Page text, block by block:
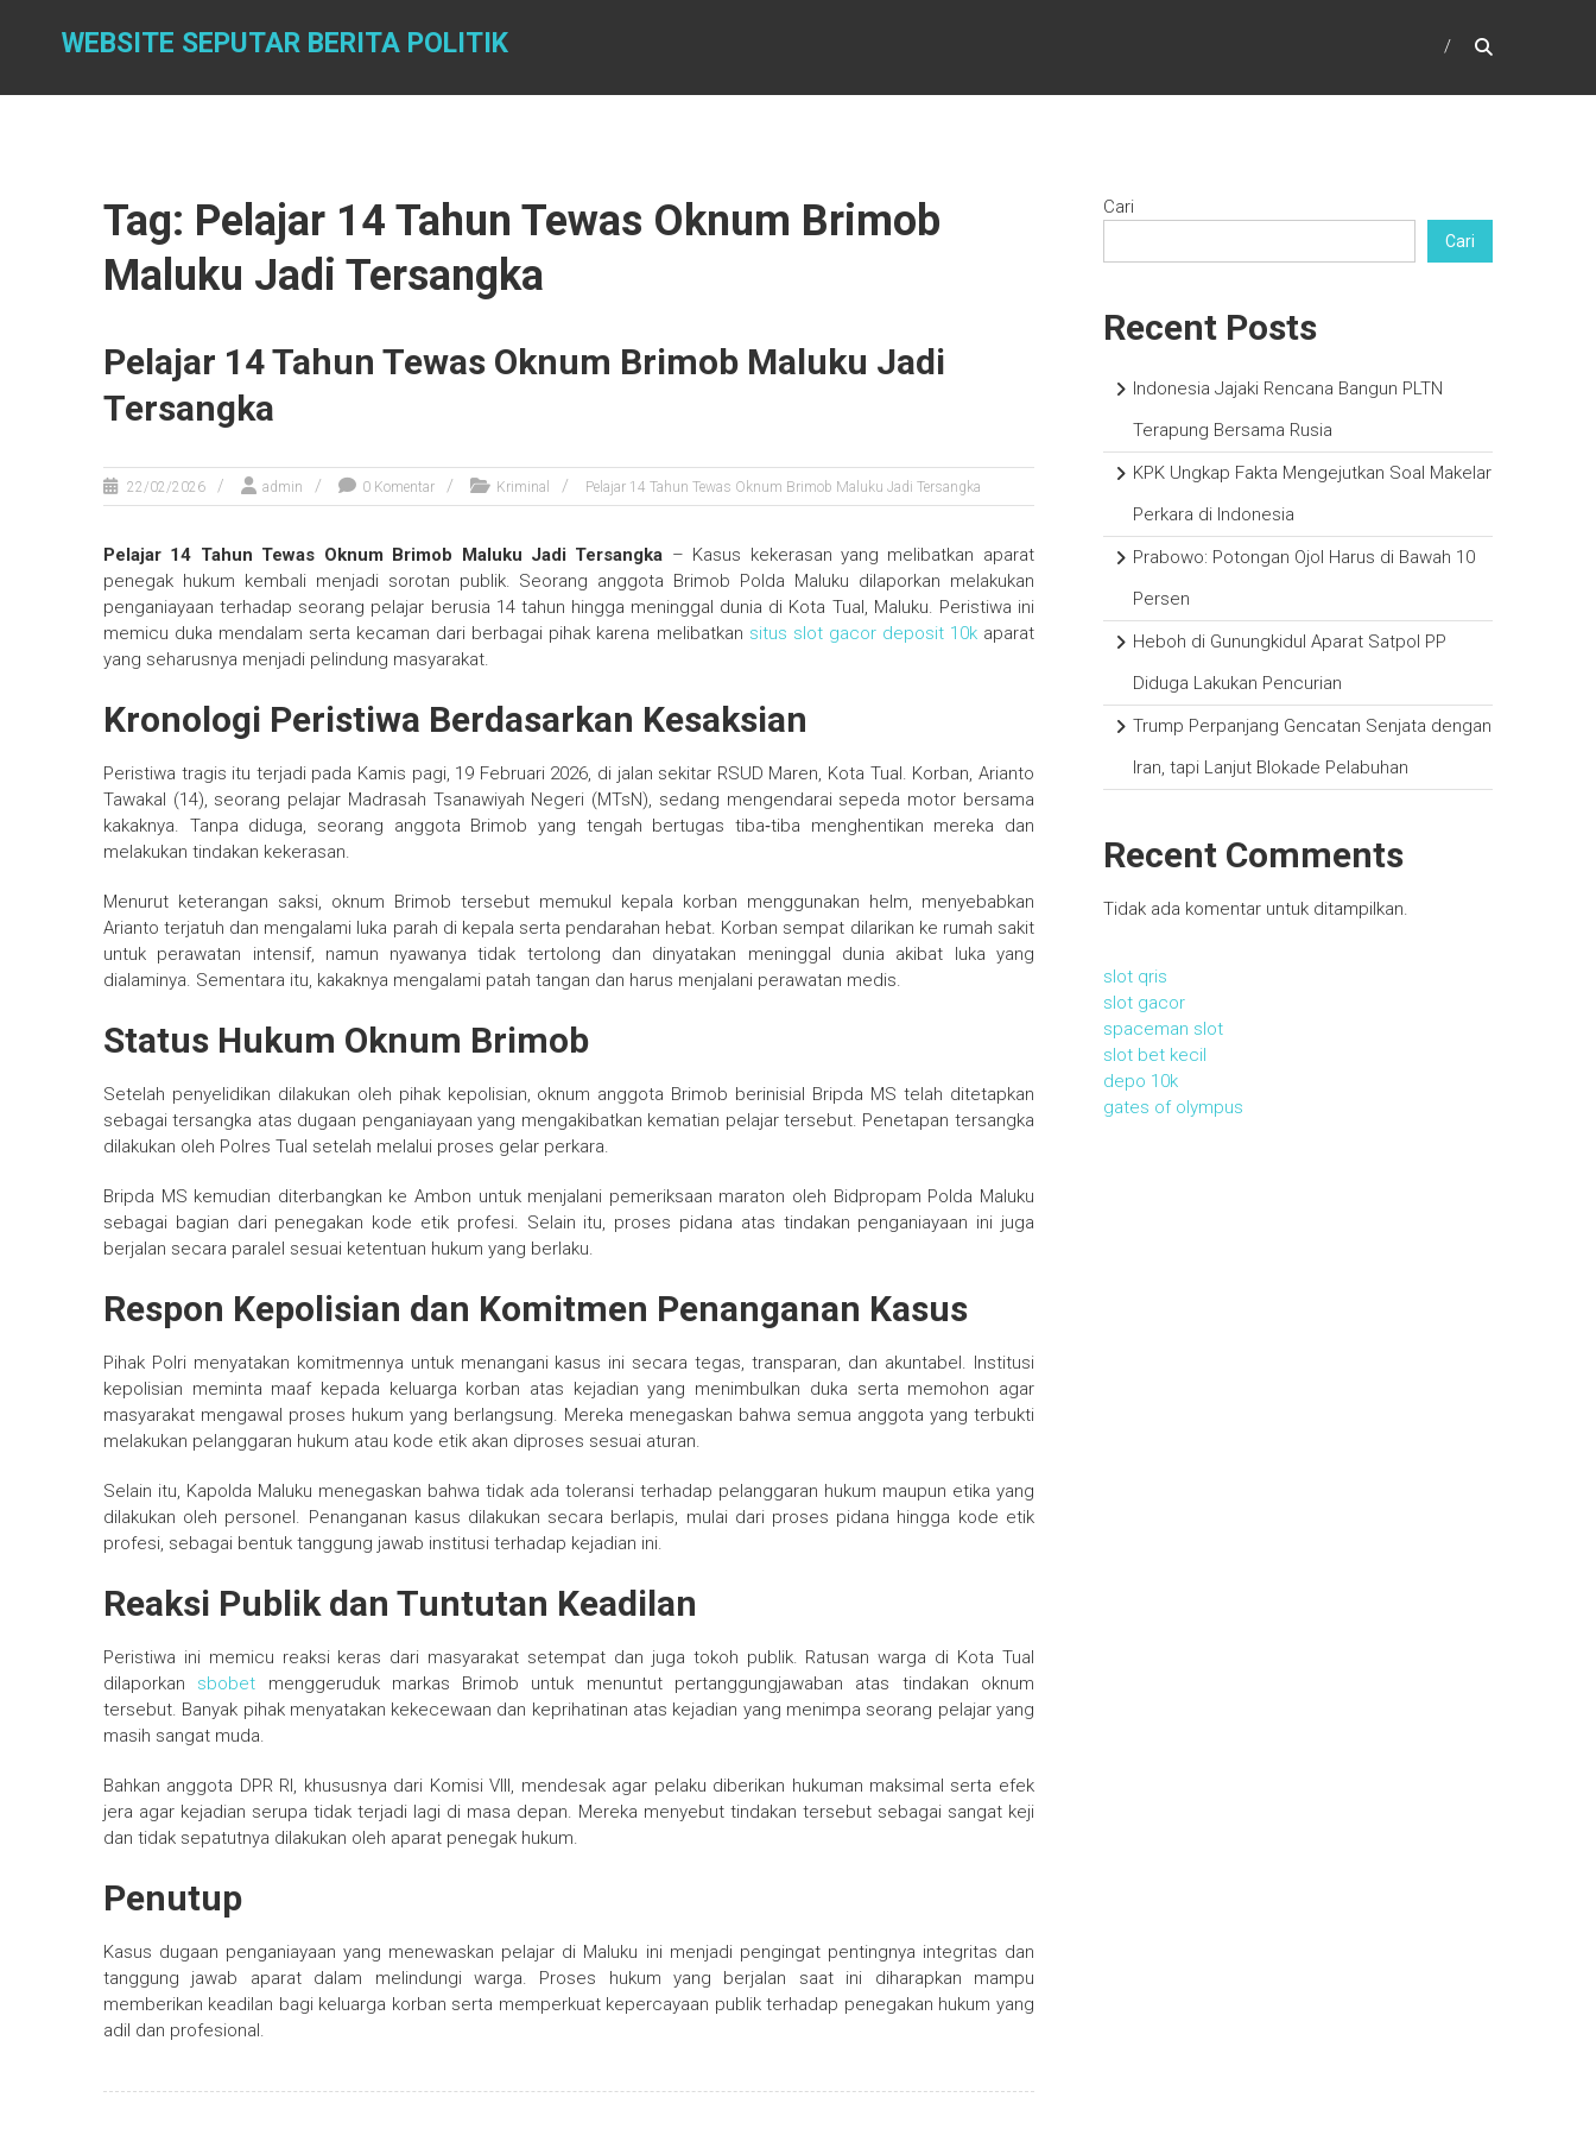
WEBSITE SEPUTAR BERITA POLITIK
Tag: Pelajar 14 Tahun Tewas Oknum Brimob
Maluku Jadi Tersangka
Pelajar 14 Tahun Tewas Oknum Brimob Maluku Jadi
Tersangka
22/02/2026 admin 0 Komentar Kriminal Pelajar 14 Tahun Tewas Oknum Brimob Maluku Jadi Tersangka
Pelajar 14 Tahun Tewas Oknum Brimob Maluku Jadi Tersangka – Kasus kekerasan yang melibatkan aparat
penegak hukum kembali menjadi sorotan publik. Seorang anggota Brimob Polda Maluku dilaporkan melakukan
penganiayaan terhadap seorang pelajar berusia 14 tahun hingga meninggal dunia di Kota Tual, Maluku. Peristiwa ini
memicu duka mendalam serta kecaman dari berbagai pihak karena melibatkan situs slot gacor deposit 10kaparat
yang seharusnya menjadi pelindung masyarakat.
Kronologi Peristiwa Berdasarkan Kesaksian
Peristiwa tragis itu terjadi pada Kamis pagi, 19 Februari 2026, di jalan sekitar RSUD Maren, Kota Tual. Korban, Arianto
Tawakal (14), seorang pelajar Madrasah Tsanawiyah Negeri (MTsN), sedang mengendarai sepeda motor bersama
kakaknya. Tanpa diduga, seorang anggota Brimob yang tengah bertugas tiba‑tiba menghentikan mereka dan
melakukan tindakan kekerasan.
Menurut keterangan saksi, oknum Brimob tersebut memukul kepala korban menggunakan helm, menyebabkan
Arianto terjatuh dan mengalami luka parah di kepala serta pendarahan hebat. Korban sempat dilarikan ke rumah sakit
untuk perawatan intensif, namun nyawanya tidak tertolong dan dinyatakan meninggal dunia akibat luka yang
dialaminya. Sementara itu, kakaknya mengalami patah tangan dan harus menjalani perawatan medis.
Status Hukum Oknum Brimob
Setelah penyelidikan dilakukan oleh pihak kepolisian, oknum anggota Brimob berinisial Bripda MS telah ditetapkan
sebagai tersangka atas dugaan penganiayaan yang mengakibatkan kematian pelajar tersebut. Penetapan tersangka
dilakukan oleh Polres Tual setelah melalui proses gelar perkara.
Bripda MS kemudian diterbangkan ke Ambon untuk menjalani pemeriksaan maraton oleh Bidpropam Polda Maluku
sebagai bagian dari penegakan kode etik profesi. Selain itu, proses pidana atas tindakan penganiayaan ini juga
berjalan secara paralel sesuai ketentuan hukum yang berlaku.
Respon Kepolisian dan Komitmen Penanganan Kasus
Pihak Polri menyatakan komitmennya untuk menangani kasus ini secara tegas, transparan, dan akuntabel. Institusi
kepolisian meminta maaf kepada keluarga korban atas kejadian yang menimbulkan duka serta memohon agar
masyarakat mengawal proses hukum yang berlangsung. Mereka menegaskan bahwa semua anggota yang terbukti
melakukan pelanggaran hukum atau kode etik akan diproses sesuai aturan.
Selain itu, Kapolda Maluku menegaskan bahwa tidak ada toleransi terhadap pelanggaran hukum maupun etika yang
dilakukan oleh personel. Penanganan kasus dilakukan secara berlapis, mulai dari proses pidana hingga kode etik
profesi, sebagai bentuk tanggung jawab institusi terhadap kejadian ini.
Reaksi Publik dan Tuntutan Keadilan
Peristiwa ini memicu reaksi keras dari masyarakat setempat dan juga tokoh publik. Ratusan warga di Kota Tual
dilaporkan sbobet menggeruduk markas Brimob untuk menuntut pertanggungjawaban atas tindakan oknum
tersebut. Banyak pihak menyatakan kekecewaan dan keprihatinan atas kejadian yang menimpa seorang pelajar yang
masih sangat muda.
Bahkan anggota DPR RI, khususnya dari Komisi VIII, mendesak agar pelaku diberikan hukuman maksimal serta efek
jera agar kejadian serupa tidak terjadi lagi di masa depan. Mereka menyebut tindakan tersebut sebagai sangat keji
dan tidak sepatutnya dilakukan oleh aparat penegak hukum.
Penutup
Kasus dugaan penganiayaan yang menewaskan pelajar di Maluku ini menjadi pengingat pentingnya integritas dan
tanggung jawab aparat dalam melindungi warga. Proses hukum yang berjalan saat ini diharapkan mampu
memberikan keadilan bagi keluarga korban serta memperkuat kepercayaan publik terhadap penegakan hukum yang
adil dan profesional.
Cari
Cari
Recent Posts
Indonesia Jajaki Rencana Bangun PLTN
Terapung Bersama Rusia
KPK Ungkap Fakta Mengejutkan Soal Makelar
Perkara di Indonesia
Prabowo: Potongan Ojol Harus di Bawah 10
Persen
Heboh di Gunungkidul Aparat Satpol PP
Diduga Lakukan Pencurian
Trump Perpanjang Gencatan Senjata dengan
Iran, tapi Lanjut Blokade Pelabuhan
Recent Comments
Tidak ada komentar untuk ditampilkan.
slot qris
slot gacor
spaceman slot
slot bet kecil
depo 10k
gates of olympus